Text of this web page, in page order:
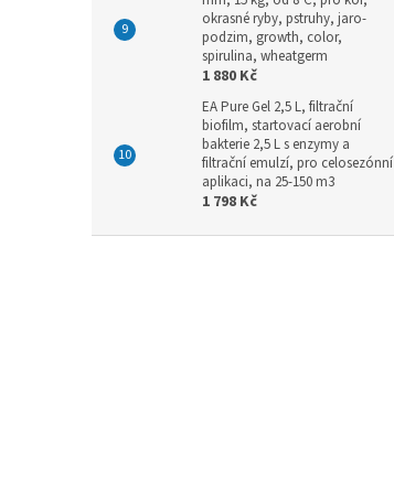
okrasné ryby, pstruhy, jaro-
podzim, growth, color,
spirulina, wheatgerm
1 880 Kč
EA Pure Gel 2,5 L, filtrační
biofilm, startovací aerobní
bakterie 2,5 L s enzymy a
filtrační emulzí, pro celosezónní
aplikaci, na 25-150 m3
1 798 Kč